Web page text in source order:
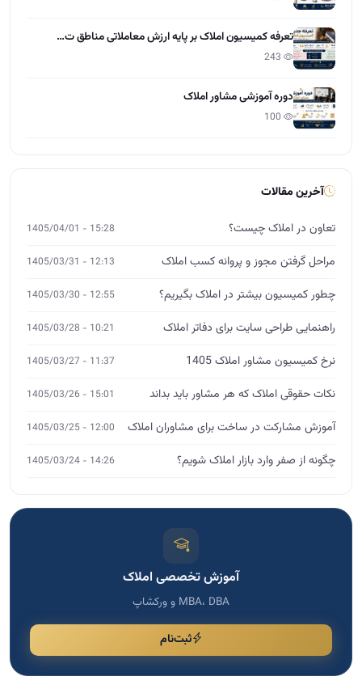
تعرفه کمیسیون املاک بر پایه ارزش معاملاتی مناطق ت…
دوره آموزشی مشاور املاک
آخرین مقالات
تعاون در املاک چیست؟ 15:28 - 1405/04/01
مراحل گرفتن مجوز و پروانه کسب املاک 12:13 - 1405/03/31
چطور کمیسیون بیشتر در املاک بگیریم؟ 12:55 - 1405/03/30
راهنمایی طراحی سایت برای دفاتر املاک 10:21 - 1405/03/28
نرخ کمیسیون مشاور املاک 1405 11:37 - 1405/03/27
نکات حقوقی املاک که هر مشاور باید بداند 15:01 - 1405/03/26
آموزش مشارکت در ساخت برای مشاوران املاک 12:00 - 1405/03/25
چگونه از صفر وارد بازار املاک شویم؟ 14:26 - 1405/03/24
آموزش تخصصی املاک
MBA، DBA و ورکشاپ
ثبت‌نام